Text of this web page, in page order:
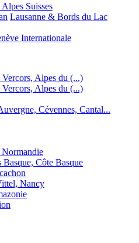
Suisses
Lausanne & Bords du Lac
Internationale
Alpes du (...)
Alpes du (...)
Cévennes, Cantal...
Basque, Côte Basque
Nancy